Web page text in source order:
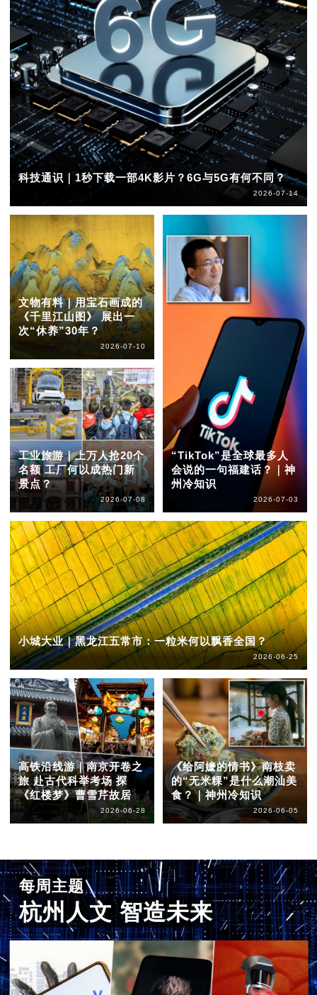
科技通识｜1秒下载一部4K影片？6G与5G有何不同？
2026-07-14
文物有料｜用宝石画成的
《千里江山图》 展出一
次“休养”30年？
2026-07-10
工业旅游｜上万人抢20个
名额 工厂何以成热门新
景点？
2026-07-08
“TikTok”是全球最多人
会说的一句福建话？｜神
州冷知识
2026-07-03
小城大业｜黑龙江五常市：一粒米何以飘香全国？
2026-06-25
高铁沿线游｜南京开卷之
旅 赴古代科举考场 探
《红楼梦》曹雪芹故居
2026-06-28
《给阿嬷的情书》南枝卖
的“无米粿”是什么潮汕美
食？｜神州冷知识
2026-06-05
每周主题
杭州人文 智造未来